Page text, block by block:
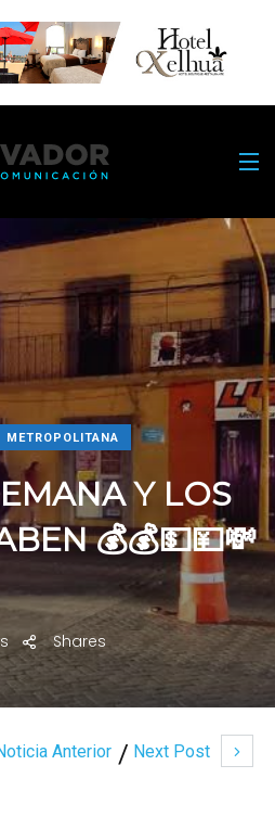
Anterior Next Post
METROPOLITANA
Y LOS
💰💰💵💴💸
Shares